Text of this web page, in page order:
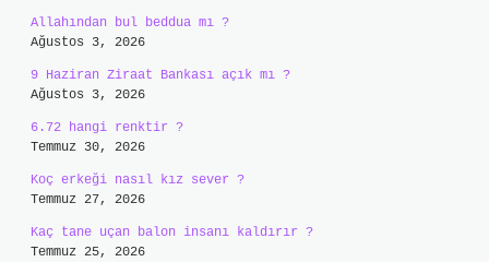
Allahından bul beddua mı ?
Ağustos 3, 2026
9 Haziran Ziraat Bankası açık mı ?
Ağustos 3, 2026
6.72 hangi renktir ?
Temmuz 30, 2026
Koç erkeği nasıl kız sever ?
Temmuz 27, 2026
Kaç tane uçan balon insanı kaldırır ?
Temmuz 25, 2026